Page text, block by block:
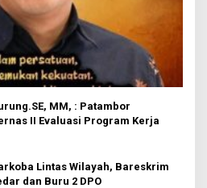
MM, : Patambor
II Evaluasi Program Kerja
Lintas Wilayah, Bareskrim
dan Buru 2 DPO